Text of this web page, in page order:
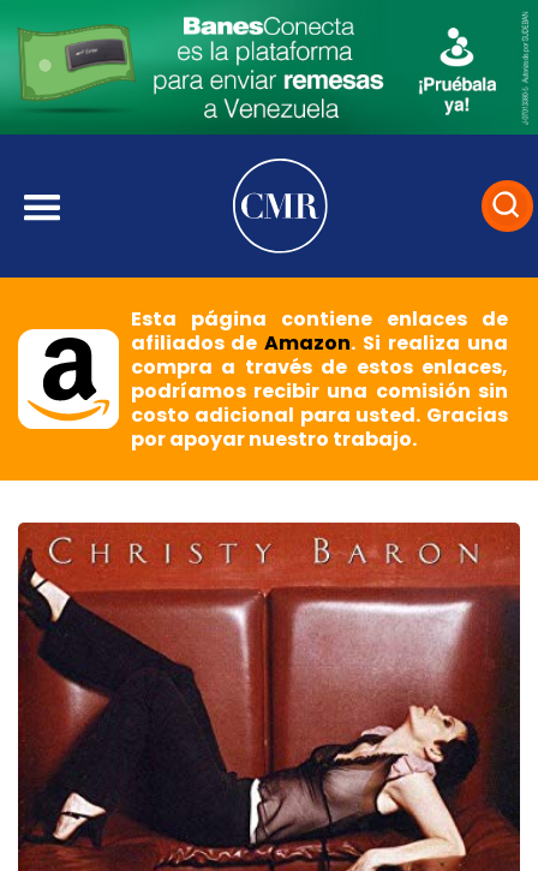
Esta página contiene enlaces de
afiliados deAmazon. Si realiza una
compra a través de estos enlaces,
podríamos recibir una comisión sin
costo adicional para usted. Gracias
por apoyar nuestro trabajo.